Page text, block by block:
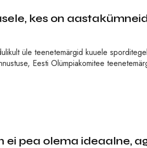
kes on
üle teenetemärgid kuuele
Eesti Olümpiakomitee
ei pea olema ideaalne,